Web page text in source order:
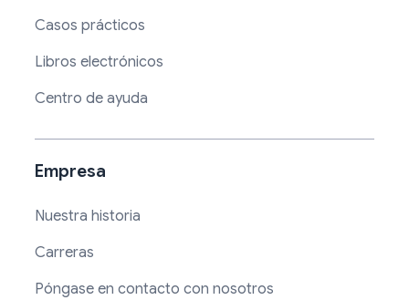
Casos prácticos
Libros electrónicos
Centro de ayuda
Empresa
Nuestra historia
Carreras
Póngase en contacto con nosotros